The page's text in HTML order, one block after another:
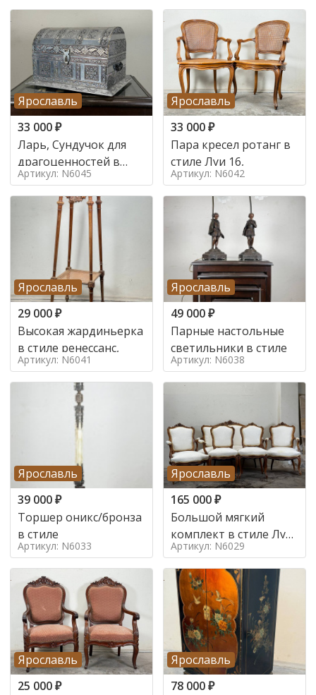
Ярославль
33 000₽
Ларь, Сундучок для
драгоценностей в
стиле
Артикул: N6045
Ярославль
33 000₽
Пара кресел ротанг в
стиле Луи 16,
Артикул: N6042
Ярославль
29 000₽
Высокая жардиньерка
в стиле ренессанс,
Артикул: N6041
Ярославль
49 000₽
Парные настольные
светильники в стиле
Артикул: N6038
Ярославль
39 000₽
Торшер оникс/бронза
в стиле
Артикул: N6033
Ярославль
165 000₽
Большой мягкий
комплект в стиле Луи
в стиле
Артикул: N6029
Ярославль
25 000₽
Ярославль
78 000₽